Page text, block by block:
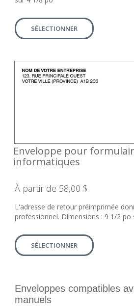
SÉLECTIONNER
Enveloppe pour
informatiques
À partir de 58,00 $
L'adresse de retour préimprimée
professionnel. Dimensions : 9 1/2 po
SÉLECTIONNER
Enveloppes compatibles
manuels